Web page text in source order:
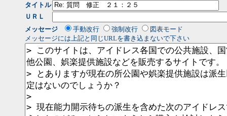
タイトル
ＵＲＬ
メッセージ
手動改行 強制改行
図表モード
メッセージには上記と同じURLを書き込まないで下さい